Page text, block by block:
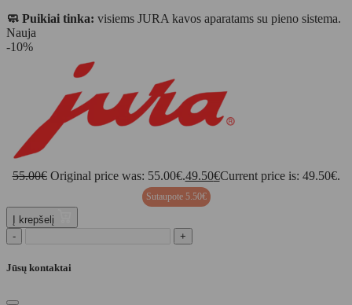
🧼 Puikiai tinka: visiems JURA kavos aparatams su pieno sistema.
Nauja
-10%
55.00€ Original price was: 55.00€.49.50€Current price is: 49.50€.
Sutaupote 5.50€
Į krepšelį
-
+
Jūsų kontaktai